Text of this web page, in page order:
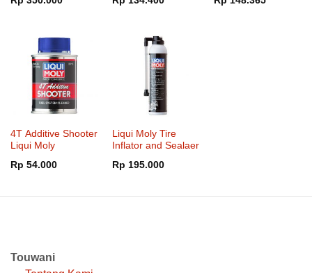
aslinya
Rp 350.000.
aslinya
aslinya
4T Additive Shooter
Liqui Moly
Rp 54.000
Liqui Moly Tire
Inflator and Sealaer
Rp 195.000
Touwani